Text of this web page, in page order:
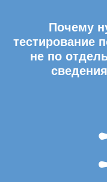
Почему
тестирование
не по